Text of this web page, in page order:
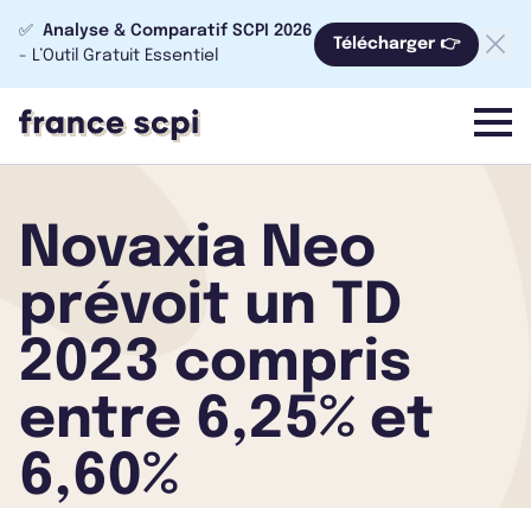
✅ Analyse & Comparatif SCPI 2026
- L’Outil Gratuit Essentiel
Télécharger 👉
menu
Novaxia Neo
prévoit un TD
2023 compris
entre 6,25% et
6,60%